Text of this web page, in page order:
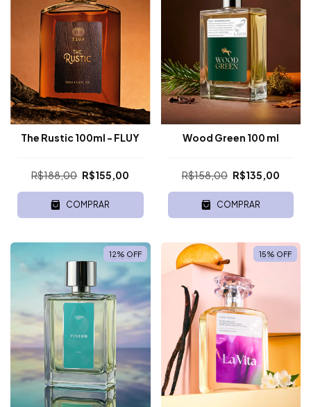
The Rustic 100ml - FLUY
R$188,00 R$155,00
COMPRAR
Wood Green 100 ml
R$158,00 R$135,00
COMPRAR
12% OFF 15% OFF